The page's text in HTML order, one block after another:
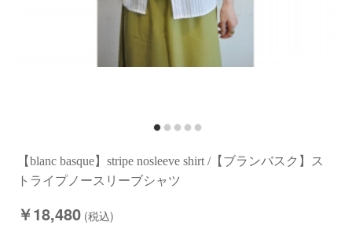
【blanc basque】stripe nosleeve shirt /【ブランバスク】ス
トライプノースリーブシャツ
￥18,480 (税込)